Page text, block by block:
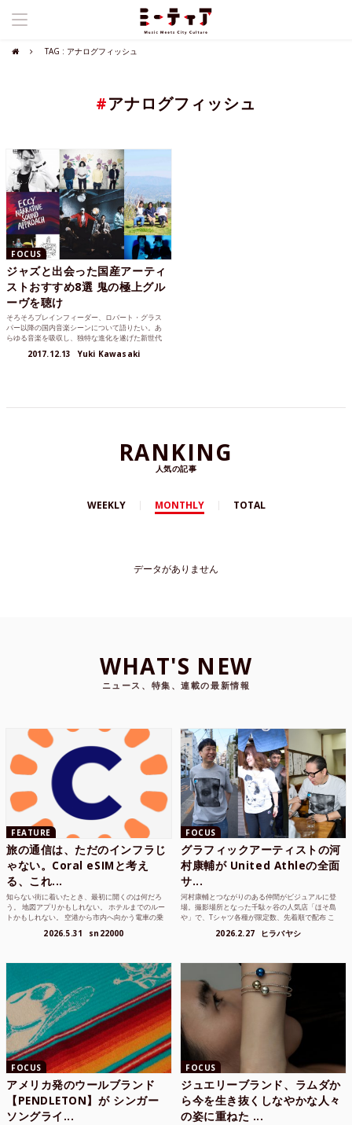
TAG : アナログフィッシュ
#アナログフィッシュ
FOCUS
ジャズと出会った国産アーティ
ストおすすめ8選 鬼の極上グル
ーヴを聴け
そろそろブレインフィーダー、ロバート・グラス
パー以降の国内音楽シーンについて語りたい。あ
らゆる音楽を吸収し、独特な進化を遂げた新世代
2017.12.13 Yuki Kawasaki
RANKING
人気の記事
WEEKLY MONTHLY TOTAL
データがありません
WHAT'S NEW
ニュース、特集、連載の最新情報
FEATURE
旅の通信は、ただのインフラじ
ゃない。Coral eSIMと考え
る、これ...
知らない街に着いたとき、最初に開くのは何だろ
う。 地図アプリかもしれない。 ホテルまでのルー
トかもしれない。 空港から市内へ向かう電車の乗
2026.5.31 sn22000
FOCUS
グラフィックアーティストの河
村康輔が United Athleの全面
サ...
河村康輔とつながりのある仲間がビジュアルに登
場。撮影場所となった千駄ヶ谷の人気店「ほそ島
や」で、Tシャツ各種が限定数、先着順で配布 こ
2026.2.27 ヒラバヤシ
FOCUS
アメリカ発のウールブランド
【PENDLETON】が シンガー
ソングライ...
FOCUS
ジュエリーブランド、ラムダか
ら今を生き抜くしなやかな人々
の姿に重ねた ...